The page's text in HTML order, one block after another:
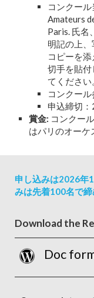
コンクール
Amateurs
Paris. 氏名
明記の上
コピーを
切手を貼
てください
コンクー
申込締切
賞金: コンクー
はパリのオーケ
申し込みは2026年
みは先着100名で締
Download the
Doc